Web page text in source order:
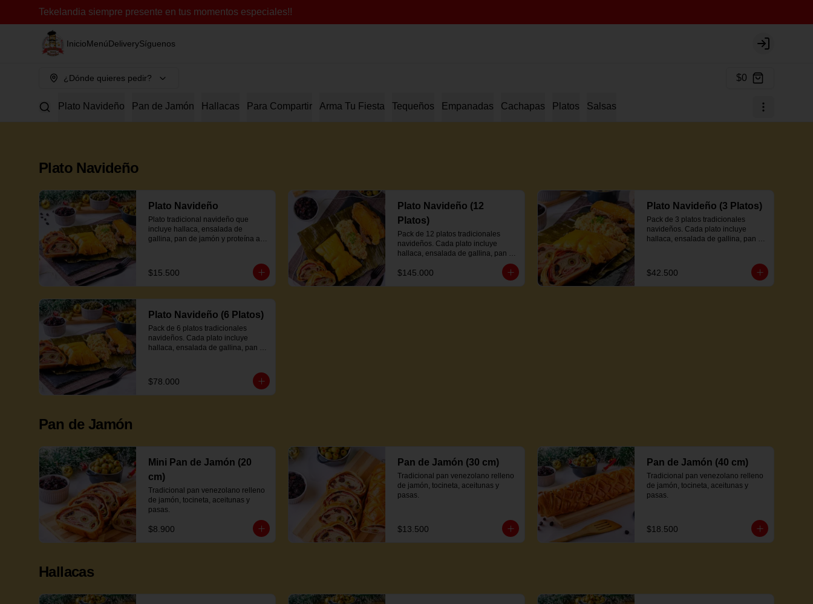
Tekelandia siempre presente en tus momentos especiales!!
InicioMenúDeliverySíguenos
Login
¿Dónde quieres pedir? $0
Plato Navideño Pan de Jamón Hallacas Para Compartir Arma Tu Fiesta Tequeños Empanadas Cachapas Platos Salsas
Plato Navideño
Plato Navideño
Plato tradicional navideño que
incluye hallaca, ensalada de
gallina, pan de jamón y proteína a
$15.500
Plato Navideño (12
Platos)
Pack de 12 platos tradicionales
navideños. Cada plato incluye
hallaca, ensalada de gallina, pan de
$145.000
Plato Navideño (3 Platos)
Pack de 3 platos tradicionales
navideños. Cada plato incluye
hallaca, ensalada de gallina, pan de
$42.500
Plato Navideño (6 Platos)
Pack de 6 platos tradicionales
navideños. Cada plato incluye
hallaca, ensalada de gallina, pan de
$78.000
Pan de Jamón
Mini Pan de Jamón (20
cm)
Tradicional pan venezolano relleno
de jamón, tocineta, aceitunas y
pasas.
$8.900
Pan de Jamón (30 cm)
Tradicional pan venezolano relleno
de jamón, tocineta, aceitunas y
pasas.
$13.500
Pan de Jamón (40 cm)
Tradicional pan venezolano relleno
de jamón, tocineta, aceitunas y
pasas.
$18.500
Hallacas